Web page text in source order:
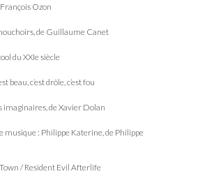
Ozon
de Guillaume Canet
du XXIe siècle
beau, c’est drôle, c’est fou
imaginaires, de Xavier Dolan
musique : Philippe Katerine, de Philippe
/ Resident Evil Afterlife